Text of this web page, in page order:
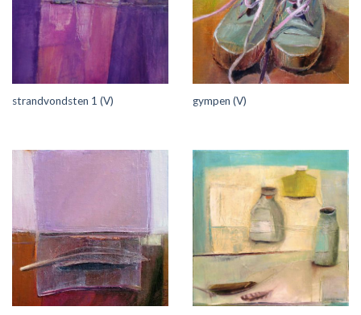
strandvondsten 1 (V) gympen (V)